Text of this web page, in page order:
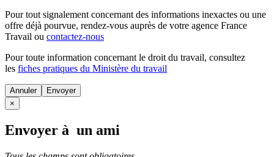
Pour tout signalement concernant des informations inexactes ou une
offre déjà pourvue, rendez-vous auprès de votre agence France
Travail ou contactez-nous
Pour toute information concernant le droit du travail, consultez
les fiches pratiques du Ministère du travail
Annuler
×
Envoyer à un ami